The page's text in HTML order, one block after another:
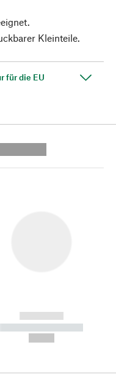
Kleinteile.
für die EU
------------
----------- -----------